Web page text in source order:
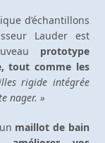
d’échantillons
Lauder est
prototype
tout comme les
rigide intégrée
nager. »
maillot de bain